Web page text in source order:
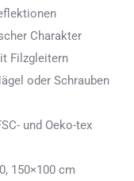
Charakter
Filzgleitern
oder Schrauben
und Oeko-tex
150×100 cm